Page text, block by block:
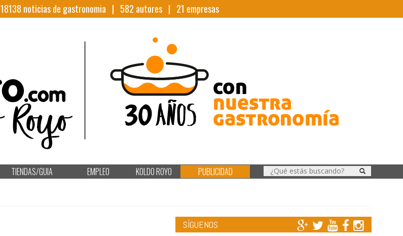
18138 noticias de gastronomia | 582 autores | 21 empresas
TIENDAS/GUIA EMPLEO KOLDO ROYO PUBLICIDAD
SÍGUENOS